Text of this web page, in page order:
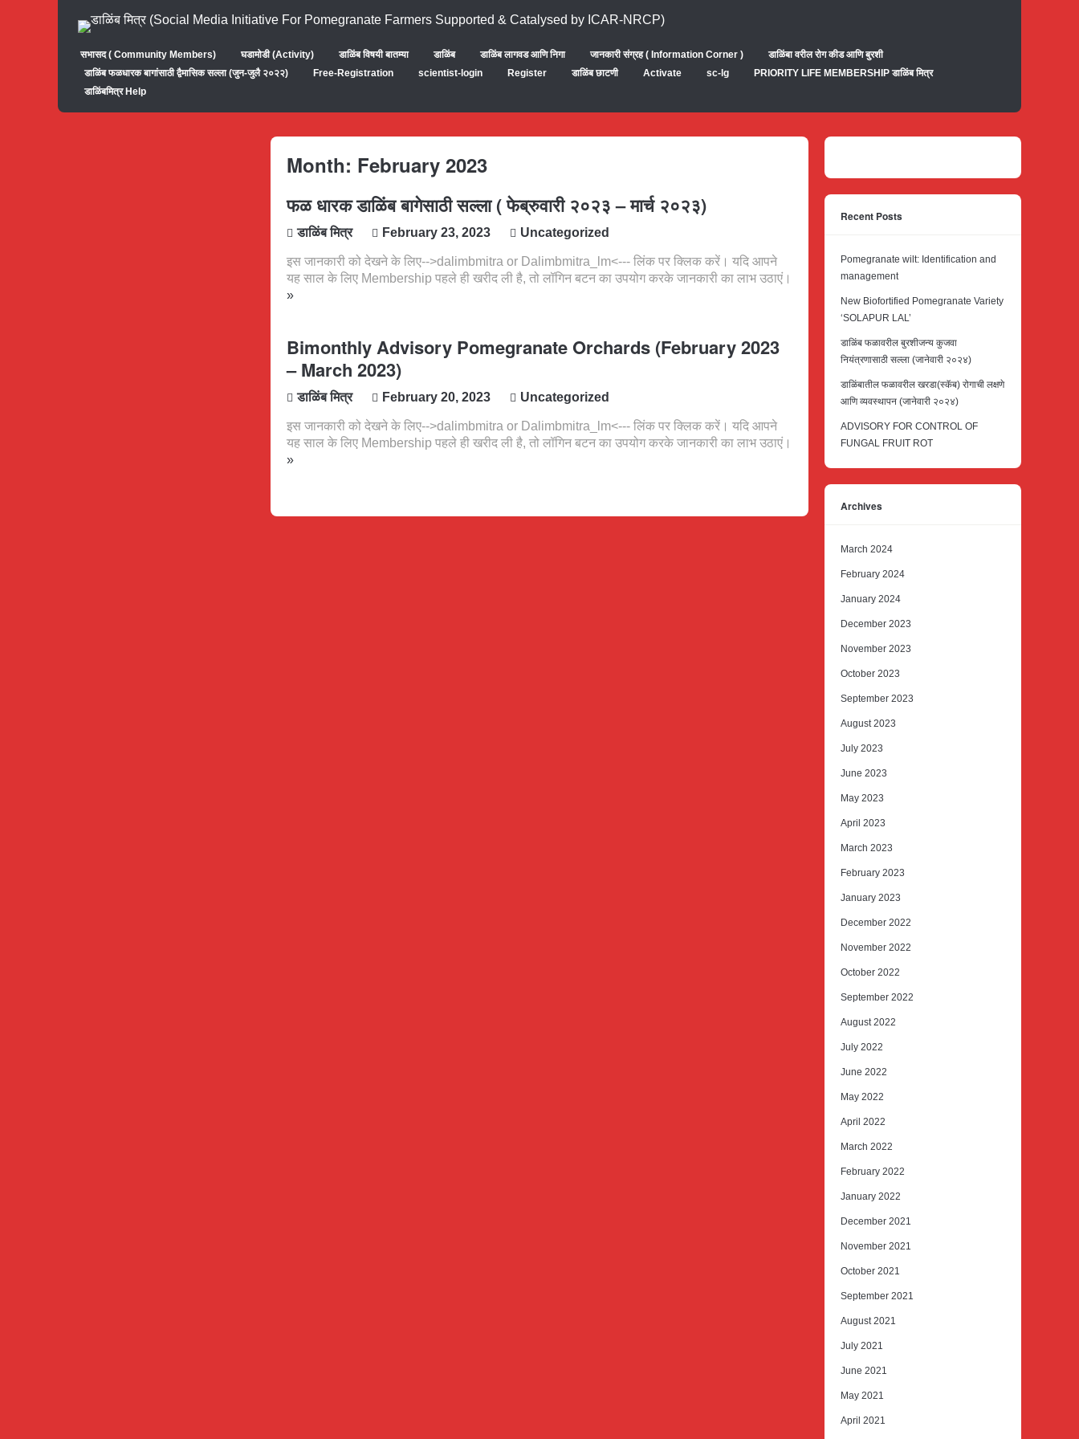
सभासद ( Community Members) घडामोडी (Activity) डाळिंब विषयी बातम्या डाळिंब डाळिंब लागवड आणि निगा जानकारी संग्रह ( Information Corner )
डाळिंबा वरील रोग कीड आणि बुरशी
डाळिंब फळधारक बागांसाठी द्वैमासिक सल्ला (जुन-जुलै २०२२)
Free-Registration scientist-login Register डाळिंब छाटणी Activate sc-lg
PRIORITY LIFE MEMBERSHIP डाळिंब मित्र
डाळिंबमित्र Help
Month: February 2023
फळ धारक डाळिंब बागेसाठी सल्ला ( फेब्रुवारी २०२३ – मार्च २०२३)
डाळिंब मित्र February 23, 2023 Uncategorized
इस जानकारी को देखने के लिए-->dalimbmitra or Dalimbmitra_lm<--- लिंक पर क्लिक करें। यदि आपने
यह साल के लिए Membership पहले ही खरीद ली है, तो लॉगिन बटन का उपयोग करके जानकारी का लाभ उठाएं।
»
Bimonthly Advisory Pomegranate Orchards (February 2023
– March 2023)
डाळिंब मित्र February 20, 2023 Uncategorized
इस जानकारी को देखने के लिए-->dalimbmitra or Dalimbmitra_lm<--- लिंक पर क्लिक करें। यदि आपने
यह साल के लिए Membership पहले ही खरीद ली है, तो लॉगिन बटन का उपयोग करके जानकारी का लाभ उठाएं।
»
Recent Posts
Pomegranate wilt: Identification and
management
New Biofortified Pomegranate Variety
‘SOLAPUR LAL’
डाळिंब फळावरील बुरशीजन्य कुजवा
नियंत्रणासाठी सल्ला (जानेवारी २०२४)
डाळिंबातील फळावरील खरडा(स्कॅब) रोगाची लक्षणे
आणि व्यवस्थापन (जानेवारी २०२४)
ADVISORY FOR CONTROL OF
FUNGAL FRUIT ROT
Archives
March 2024
February 2024
January 2024
December 2023
November 2023
October 2023
September 2023
August 2023
July 2023
June 2023
May 2023
April 2023
March 2023
February 2023
January 2023
December 2022
November 2022
October 2022
September 2022
August 2022
July 2022
June 2022
May 2022
April 2022
March 2022
February 2022
January 2022
December 2021
November 2021
October 2021
September 2021
August 2021
July 2021
June 2021
May 2021
April 2021